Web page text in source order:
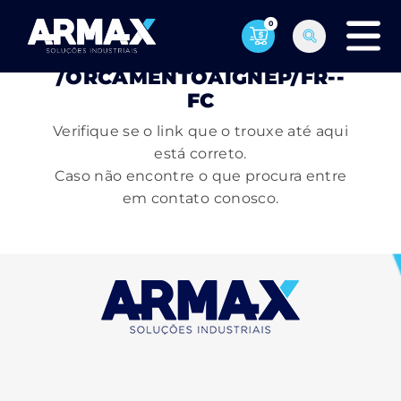
0
PÁGINA NÃO ENCONTRADA
/ORCAMENTOAIGNEP/FR--
FC
Verifique se o link que o trouxe até aqui
está correto.
Caso não encontre o que procura entre
em contato conosco.